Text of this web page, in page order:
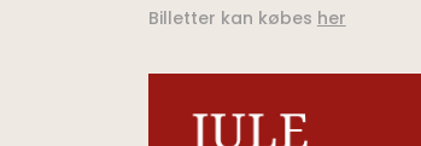
Billetter kan købes her